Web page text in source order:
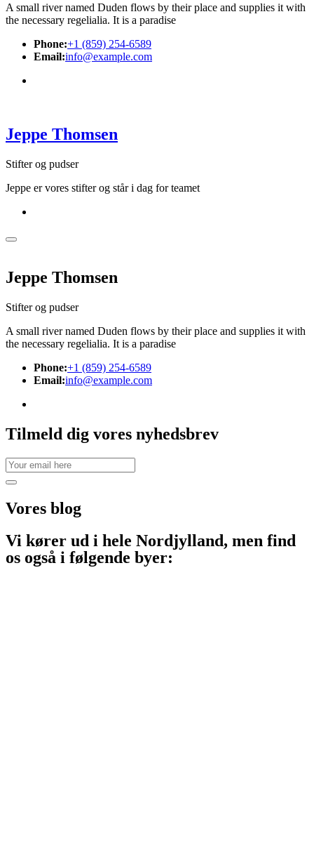
A small river named Duden flows by their place and supplies it with
the necessary regelialia. It is a paradise
Phone:+1 (859) 254-6589
Email:info@example.com
Jeppe Thomsen
Stifter og pudser
Jeppe er vores stifter og står i dag for teamet
Jeppe Thomsen
Stifter og pudser
A small river named Duden flows by their place and supplies it with
the necessary regelialia. It is a paradise
Phone:+1 (859) 254-6589
Email:info@example.com
Tilmeld dig vores nyhedsbrev
Vores blog
Vi kører ud i hele Nordjylland, men find
os også i følgende byer: